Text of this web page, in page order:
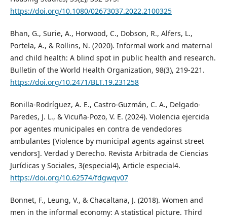
https://doi.org/10.1080/02673037.2022.2100325
Bhan, G., Surie, A., Horwood, C., Dobson, R., Alfers, L.,
Portela, A., & Rollins, N. (2020). Informal work and maternal
and child health: A blind spot in public health and research.
Bulletin of the World Health Organization, 98(3), 219-221.
https://doi.org/10.2471/BLT.19.231258
Bonilla-Rodríguez, A. E., Castro-Guzmán, C. A., Delgado-
Paredes, J. L., & Vicuña-Pozo, V. E. (2024). Violencia ejercida
por agentes municipales en contra de vendedores
ambulantes [Violence by municipal agents against street
vendors]. Verdad y Derecho. Revista Arbitrada de Ciencias
Jurídicas y Sociales, 3(especial4), Article especial4.
https://doi.org/10.62574/fdgwqv07
Bonnet, F., Leung, V., & Chacaltana, J. (2018). Women and
men in the informal economy: A statistical picture. Third